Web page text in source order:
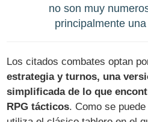
no son muy
principalmente
Los citados combates optan
estrategia y turnos, una
simplificada de lo que
RPG tácticos. Como se